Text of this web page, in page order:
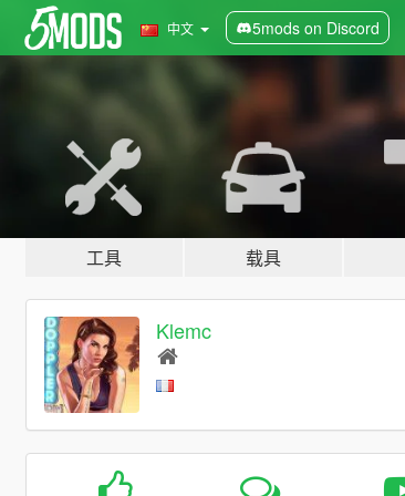
中文 5mods on Discord
工具 载具
Klemc